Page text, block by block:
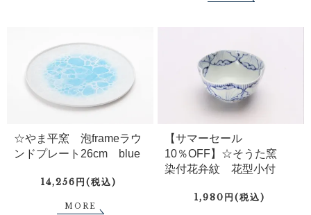
☆やま平窯 泡frameラウ
ンドプレート26cm blue
14,256円(税込)
MORE
【サマーセール
10％OFF】☆そうた窯
染付花弁紋 花型小付
1,980円(税込)